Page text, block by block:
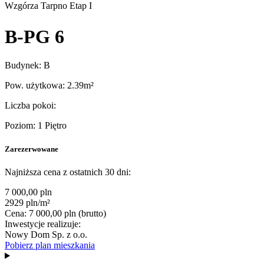
Wzgórza Tarpno Etap I
B-PG 6
Budynek: B
Pow. użytkowa: 2.39m²
Liczba pokoi:
Poziom: 1 Piętro
Zarezerwowane
Najniższa cena z ostatnich 30 dni:
7 000,00 pln
2929 pln/m²
Cena: 7 000,00 pln (brutto)
Inwestycje realizuje:
Nowy Dom Sp. z o.o.
Pobierz plan mieszkania